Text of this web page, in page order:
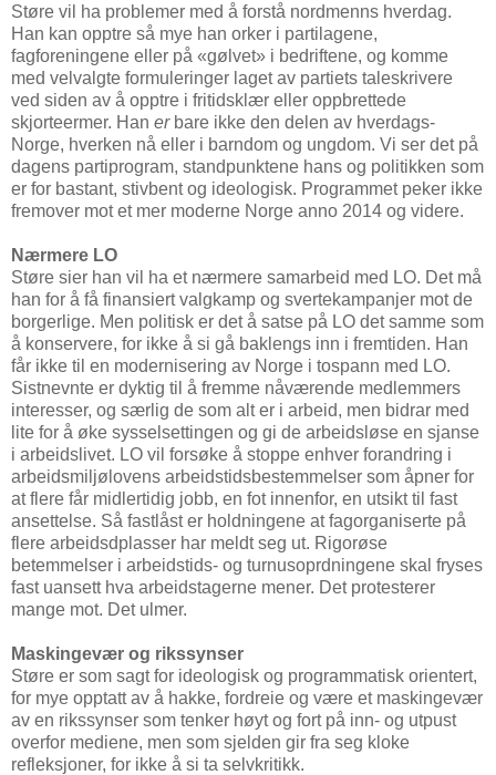
Støre vil ha problemer med å forstå nordmenns hverdag.
Han kan opptre så mye han orker i partilagene,
fagforeningene eller på «gølvet» i bedriftene, og komme
med velvalgte formuleringer laget av partiets taleskrivere
ved siden av å opptre i fritidsklær eller oppbrettede
skjorteermer. Han erbare ikke den delen av hverdags-
Norge, hverken nå eller i barndom og ungdom. Vi ser det på
dagens partiprogram, standpunktene hans og politikken som
er for bastant, stivbent og ideologisk. Programmet peker ikke
fremover mot et mer moderne Norge anno 2014 og videre.
Nærmere LO
Støre sier han vil ha et nærmere samarbeid med LO. Det må
han for å få finansiert valgkamp og svertekampanjer mot de
borgerlige. Men politisk er det å satse på LO det samme som
å konservere, for ikke å si gå baklengs inn i fremtiden. Han
får ikke til en modernisering av Norge i tospann med LO.
Sistnevnte er dyktig til å fremme nåværende medlemmers
interesser, og særlig de som alt er i arbeid, men bidrar med
lite for å øke sysselsettingen og gi de arbeidsløse en sjanse
i arbeidslivet. LO vil forsøke å stoppe enhver forandring i
arbeidsmiljølovens arbeidstidsbestemmelser som åpner for
at flere får midlertidig jobb, en fot innenfor, en utsikt til fast
ansettelse. Så fastlåst er holdningene at fagorganiserte på
flere arbeidsdplasser har meldt seg ut. Rigorøse
betemmelser i arbeidstids- og turnusoprdningene skal fryses
fast uansett hva arbeidstagerne mener. Det protesterer
mange mot. Det ulmer.
Maskingevær og rikssynser
Støre er som sagt for ideologisk og programmatisk orientert,
for mye opptatt av å hakke, fordreie og være et maskingevær
av en rikssynser som tenker høyt og fort på inn- og utpust
overfor mediene, men som sjelden gir fra seg kloke
refleksjoner, for ikke å si ta selvkritikk.